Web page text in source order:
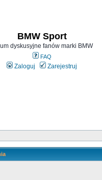
BMW Sport
dyskusyjne fanów marki BMW
FAQ
Zaloguj Zarejestruj